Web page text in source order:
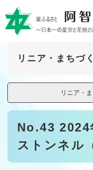
ー
ジ
リニア・まちづ
リニア・
本
No.43
ストンネル